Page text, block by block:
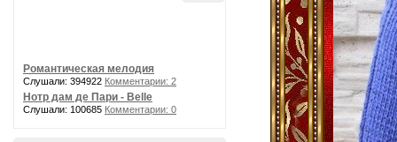
Романтическая мелодия
Слушали: 394922 Комментарии: 2
Нотр дам де Пари - Belle
Слушали: 100685 Комментарии: 0